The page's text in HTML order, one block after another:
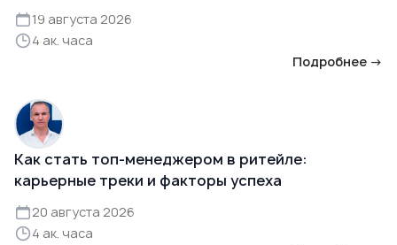
19 августа 2026
4 ак. часа
Подробнее →
Как стать топ-менеджером в ритейле:
карьерные треки и факторы успеха
20 августа 2026
4 ак. часа